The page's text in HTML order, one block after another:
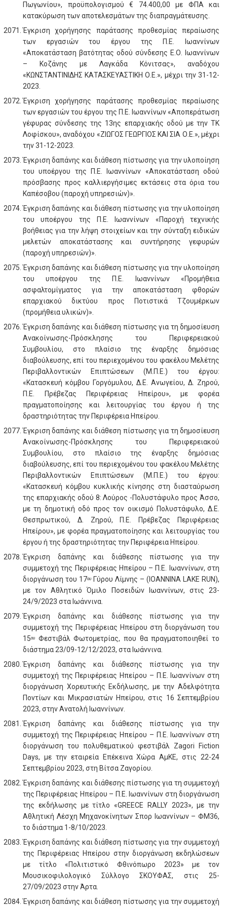
Πωγωνίου», προϋπολογισμού € 74.400,00 με ΦΠΑ και
κατακύρωση των αποτελεσμάτων της διαπραγμάτευσης.
Έγκριση χορήγησης παράτασης προθεσμίας περαίωσης
των εργασιών του έργου της Π.Ε. Ιωαννίνων
«Αποκατάσταση βατότητας οδού σύνδεσης Ε.Ο. Ιωαννίνων
– Κοζάνης με Λαγκάδα Κόνιτσας», αναδόχου
«ΚΩΝΣΤΑΝΤΙΝΙΔΗΣ ΚΑΤΑΣΚΕΥΑΣΤΙΚΗ Ο.Ε.», μέχρι την 31-12-
2023.
Έγκριση χορήγησης παράτασης προθεσμίας περαίωσης
των εργασιών του έργου της Π.Ε. Ιωαννίνων «Αποπεράτωση
γέφυρας σύνδεσης της 13ης επαρχιακής οδού με την ΤΚ
Λοφίσκου», αναδόχου «ΖΙΩΓΟΣ ΓΕΩΡΓΙΟΣ ΚΑΙ ΣΙΑ Ο.Ε.», μέχρι
την 31-12-2023.
Έγκριση δαπάνης και διάθεση πίστωσης για την υλοποίηση
του υποέργου της Π.Ε. Ιωαννίνων «Αποκατάσταση οδού
πρόσβασης προς καλλιεργήσιμες εκτάσεις στα όρια του
Καπέσοβου (παροχή υπηρεσιών)».
Έγκριση δαπάνης και διάθεση πίστωσης για την υλοποίηση
του υποέργου της Π.Ε. Ιωαννίνων «Παροχή τεχνικής
βοήθειας για την λήψη στοιχείων και την σύνταξη ειδικών
μελετών αποκατάστασης και συντήρησης γεφυρών
(παροχή υπηρεσιών)».
Έγκριση δαπάνης και διάθεση πίστωσης για την υλοποίηση
του υποέργου της Π.Ε. Ιωαννίνων «Προμήθεια
ασφαλτομίγματος για την αποκατάσταση φθορών
επαρχιακού δικτύου προς Ποτιστικά Τζουμέρκων
(προμήθεια υλικών)».
Έγκριση δαπάνης και διάθεση πίστωσης για τη δημοσίευση
Ανακοίνωσης-Πρόσκλησης του Περιφερειακού
Συμβουλίου, στo πλαίσιο της έναρξης δημόσιας
διαβούλευσης, επί του περιεχομένου του φακέλου Μελέτης
Περιβαλλοντικών Επιπτώσεων (Μ.Π.Ε.) του έργου:
«Κατασκευή κόμβου Γοργόμυλου, Δ.Ε. Ανωγείου, Δ. Ζηρού,
Π.Ε. Πρέβεζας Περιφέρειας Ηπείρου», με φορέα
πραγματοποίησης και λειτουργίας του έργου ή της
δραστηριότητας την Περιφέρεια Ηπείρου.
Έγκριση δαπάνης και διάθεση πίστωσης για τη δημοσίευση
Ανακοίνωσης-Πρόσκλησης του Περιφερειακού
Συμβουλίου, στo πλαίσιο της έναρξης δημόσιας
διαβούλευσης, επί του περιεχομένου του φακέλου Μελέτης
Περιβαλλοντικών Επιπτώσεων (Μ.Π.Ε.) του έργου:
«Κατασκευή κόμβου κυκλικής κίνησης στη διασταύρωση
της επαρχιακής οδού 8: Λούρος -Πολυστάφυλο προς Άσσο,
με τη δημοτική οδό προς τον οικισμό Πολυστάφυλο, Δ.Ε.
Θεσπρωτικού, Δ. Ζηρού, Π.Ε. Πρέβεζας Περιφέρειας
Ηπείρου», με φορέα πραγματοποίησης και λειτουργίας του
έργου ή της δραστηριότητας την Περιφέρεια Ηπείρου.
Έγκριση δαπάνης και διάθεσης πίστωσης για την
συμμετοχή της Περιφέρειας Ηπείρου – Π.Ε. Ιωαννίνων, στη
διοργάνωση του 17ου Γύρου Λίμνης – (IOANNINA LAKE RUN),
με τον Αθλητικό Όμιλο Ποσειδών Ιωαννίνων, στις 23-
24/9/2023 στα Ιωάννινα.
Έγκριση δαπάνης και διάθεσης πίστωσης για την
συμμετοχή της Περιφέρειας Ηπείρου στη διοργάνωση του
15ου
Φεστιβάλ Φωτομετρίας, που θα πραγματοποιηθεί το
διάστημα 23/09-12/12/2023, στα Ιωάννινα.
Έγκριση δαπάνης και διάθεσης πίστωσης για την
συμμετοχή της Περιφέρειας Ηπείρου – Π.Ε. Ιωαννίνων στη
διοργάνωση Χορευτικής Εκδήλωσης, με την Αδελφότητα
Ποντίων και Μικρασιατών Ηπείρου, στις 16 Σεπτεμβρίου
2023, στην Ανατολή Ιωαννίνων.
Έγκριση δαπάνης και διάθεσης πίστωσης για την
συμμετοχή της Περιφέρειας Ηπείρου – Π.Ε. Ιωαννίνων στη
διοργάνωση του πολυθεματικού φεστιβάλ Zagori Fiction
Days, με την εταιρεία Επέκεινα Χώρα ΑμΚΕ, στις 22-24
Σεπτεμβρίου 2023, στη Βίτσα Ζαγορίου.
Έγκριση δαπάνης και διάθεσης πίστωσης για τη συμμετοχή
της Περιφέρειας Ηπείρου – Π.Ε. Ιωαννίνων στη διοργάνωση
της εκδήλωσης με τίτλο «GREECE RALLY 2023», με την
Αθλητική Λέσχη Μηχανοκίνητων Σπορ Ιωαννίνων – ΦΜ36,
το διάστημα 1-8/10/2023.
Έγκριση δαπάνης και διάθεση πίστωσης για την συμμετοχή
της Περιφέρειας Ηπείρου στην διοργάνωση εκδηλώσεων
με τίτλο «Πολιτιστικό Φθινόπωρο 2023» με τον
Μουσικοφιλολογικό Σύλλογο ΣΚΟΥΦΑΣ, στις 25-
27/09/2023 στην Άρτα.
Έγκριση δαπάνης και διάθεση πίστωσης για την συμμετοχή